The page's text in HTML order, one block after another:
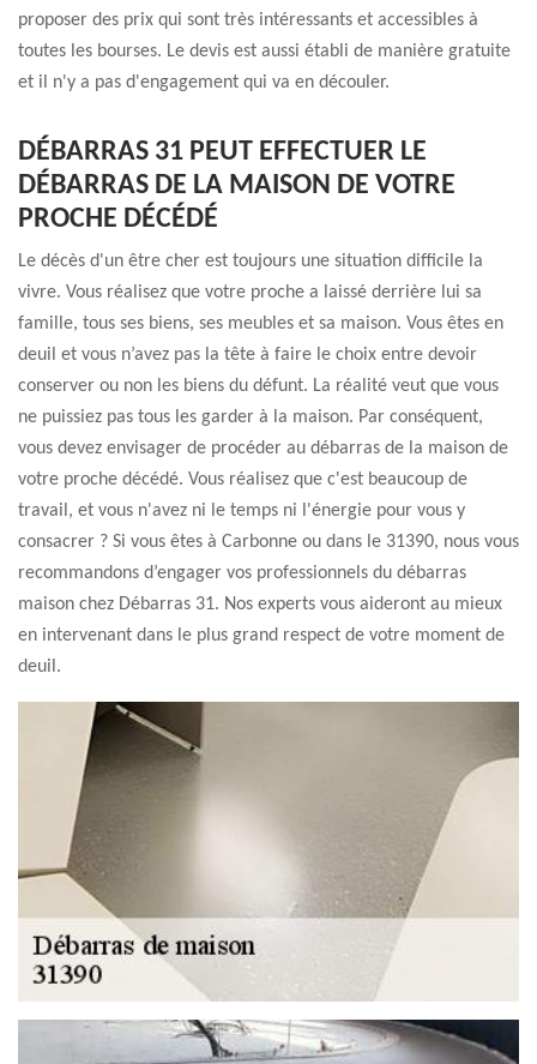
proposer des prix qui sont très intéressants et accessibles à
toutes les bourses. Le devis est aussi établi de manière gratuite
et il n'y a pas d'engagement qui va en découler.
DÉBARRAS 31 PEUT EFFECTUER LE
DÉBARRAS DE LA MAISON DE VOTRE
PROCHE DÉCÉDÉ
Le décès d'un être cher est toujours une situation difficile la
vivre. Vous réalisez que votre proche a laissé derrière lui sa
famille, tous ses biens, ses meubles et sa maison. Vous êtes en
deuil et vous n’avez pas la tête à faire le choix entre devoir
conserver ou non les biens du défunt. La réalité veut que vous
ne puissiez pas tous les garder à la maison. Par conséquent,
vous devez envisager de procéder au débarras de la maison de
votre proche décédé. Vous réalisez que c'est beaucoup de
travail, et vous n'avez ni le temps ni l'énergie pour vous y
consacrer ? Si vous êtes à Carbonne ou dans le 31390, nous vous
recommandons d’engager vos professionnels du débarras
maison chez Débarras 31. Nos experts vous aideront au mieux
en intervenant dans le plus grand respect de votre moment de
deuil.